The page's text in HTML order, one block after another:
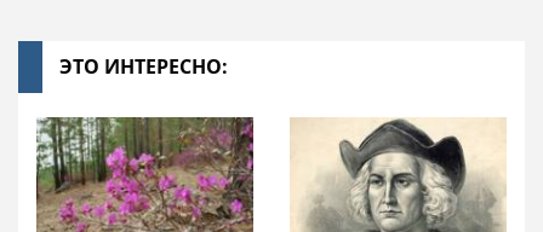
ЭТО ИНТЕРЕСНО: